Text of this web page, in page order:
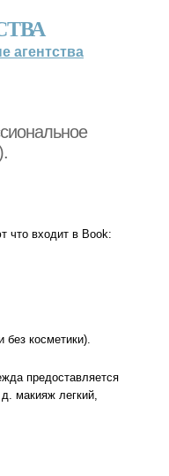
агентства
что входит в Book:
косметики).
предоставляется
макияж легкий,